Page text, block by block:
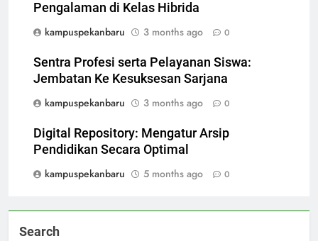
Pengalaman di Kelas Hibrida
kampuspekanbaru
3 months ago 0
Sentra Profesi serta Pelayanan Siswa:
Jembatan Ke Kesuksesan Sarjana
kampuspekanbaru
3 months ago 0
Digital Repository: Mengatur Arsip
Pendidikan Secara Optimal
kampuspekanbaru
5 months ago 0
Search